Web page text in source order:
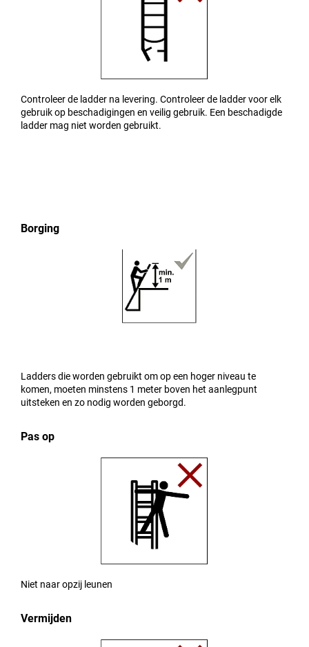
Controleer de ladder na levering. Controleer de ladder voor elk
gebruik op beschadigingen en veilig gebruik. Een beschadigde
ladder mag niet worden gebruikt.
Borging
Ladders die worden gebruikt om op een hoger niveau te
komen, moeten minstens 1 meter boven het aanlegpunt
uitsteken en zo nodig worden geborgd.
Pas op
Niet naar opzij leunen
Vermijden